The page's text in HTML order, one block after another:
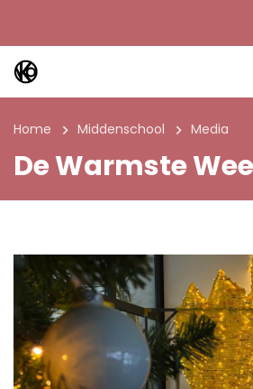
Home Middenschool Media
De Warmste